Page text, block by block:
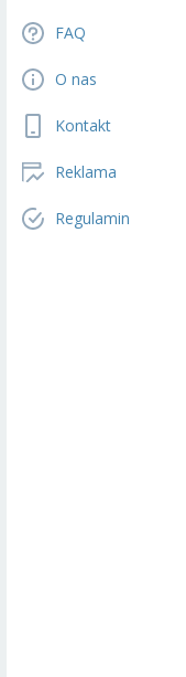
FAQ
O nas
Kontakt
Reklama
Regulamin